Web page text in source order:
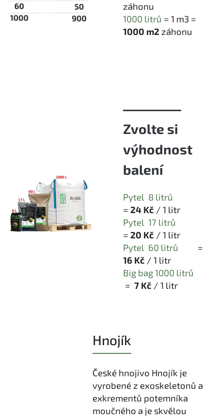
záhonu
1000 litrů = 1 m3 =
1000 m2 záhonu
Zvolte si
výhodnost
balení
Pytel 8 litrů
= 24 Kč / 1 litr
Pytel 17 litrů
= 20 Kč / 1 litr
Pytel 60 litrů =
16 Kč / 1 litr
Big bag 1000 litrů
= 7 Kč / 1 litr
Hnojík
České hnojivo Hnojík je
vyrobené z exoskeletonů a
exkrementů potemníka
moučného a je skvělou